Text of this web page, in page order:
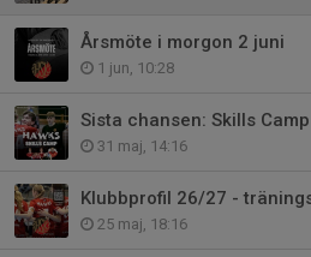
Årsmöte i morgon 2 juni
1 jun, 10:28
31 maj, 14:16
25 maj, 18:16